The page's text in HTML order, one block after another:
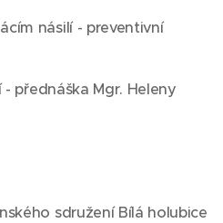
násilí - preventivní
přednáška Mgr. Heleny
sdružení Bílá holubice